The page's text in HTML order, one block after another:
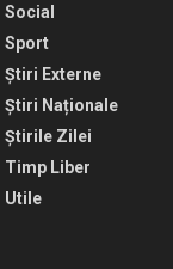
Social
Sport
Știri Externe
Știri Naționale
Știrile Zilei
Timp Liber
Utile